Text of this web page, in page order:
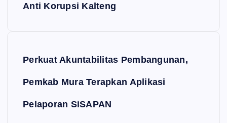
Anti Korupsi Kalteng
Perkuat Akuntabilitas Pembangunan,
Pemkab Mura Terapkan Aplikasi
Pelaporan SiSAPAN